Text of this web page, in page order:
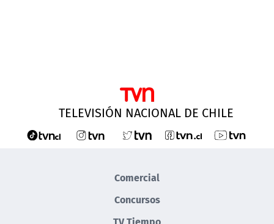
TELEVISIÓN NACIONAL DE CHILE
Comercial
Concursos